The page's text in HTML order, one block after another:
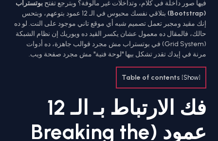
فيها صور داخلة في كلام، وتداخلات غير مألوفة؟ وبترجع تفتح بوتستراب
(Bootstrap)
بتلاقي نفسك محبوس في الـ 12 عمود بتوعهم، وبتحس
إنك مقيد ومجبر تعمل تصميم شبه أي موقع تاني موجود على النت. لو ده
حالك، فالمقال ده معمول عشان يكسر القيد ده ويوريك إن نظام الشبكة
(Grid System) في بوتستراب مش مجرد قوالب جاهزة، ده أدوات
مرنة في إيدك تقدر تشكل بيها "لوحة فنية" مش مجرد صفحة ويب.
Table of contents [Show]
فك الارتباط بـ الـ 12
عمود (Breaking the